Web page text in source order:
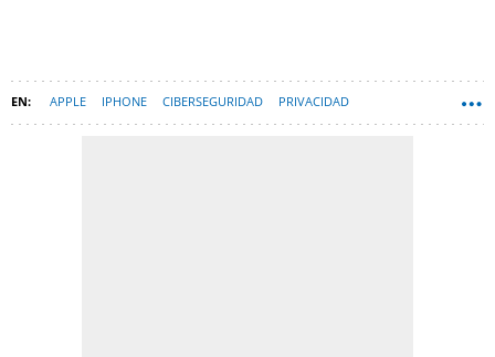
APPLE IPHONE CIBERSEGURIDAD PRIVACIDAD